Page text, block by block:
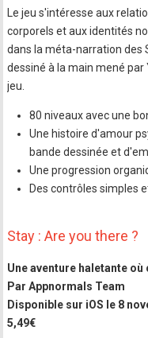
Le jeu s'intéresse aux
corporels et aux identités
dans la méta-narration des
dessiné à la main mené
jeu.
80 niveaux avec une
Une histoire d'amour
bande dessinée et
Une progression
Des contrôles simples
Stay : Are you there ?
Une aventure haletante
Par Appnormals Team
Disponible sur iOS le 8
5,49€